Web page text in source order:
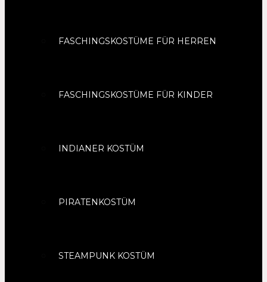
FASCHINGSKOSTÜME FÜR HERREN
FASCHINGSKOSTÜME FÜR KINDER
INDIANER KOSTÜM
PIRATENKOSTÜM
STEAMPUNK KOSTÜM